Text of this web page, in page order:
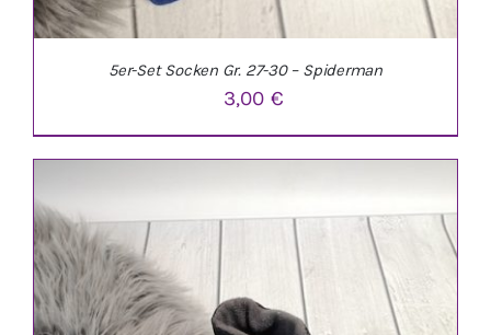
IN DEN WARENKORB / DETAILS
5er-Set Socken Gr. 27-30 – Spiderman
3,00€